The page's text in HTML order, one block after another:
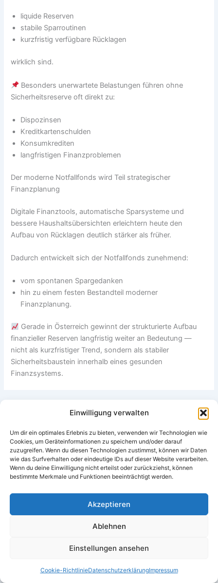
Einwilligung verwalten
Um dir ein optimales Erlebnis zu bieten, verwenden wir Technologien wie
Cookies, um Geräteinformationen zu speichern und/oder darauf
zuzugreifen. Wenn du diesen Technologien zustimmst, können wir Daten
wie das Surfverhalten oder eindeutige IDs auf dieser Website verarbeiten.
Wenn du deine Einwilligung nicht erteilst oder zurückziehst, können
bestimmte Merkmale und Funktionen beeinträchtigt werden.
Akzeptieren
Ablehnen
Einstellungen ansehen
Cookie-RichtlinieDatenschutzerklärungImpressum
liquide Reserven
stabile Sparroutinen
kurzfristig verfügbare Rücklagen
wirklich sind.
Besonders unerwartete Belastungen führen ohne
Sicherheitsreserve oft direkt zu:
Dispozinsen
Kreditkartenschulden
Konsumkrediten
langfristigen Finanzproblemen
Der moderne Notfallfonds wird Teil strategischer
Finanzplanung
Digitale Finanztools, automatische Sparsysteme und
bessere Haushaltsübersichten erleichtern heute den
Aufbau von Rücklagen deutlich stärker als früher.
Dadurch entwickelt sich der Notfallfonds zunehmend:
vom spontanen Spargedanken
hin zu einem festen Bestandteil moderner
Finanzplanung.
Gerade in Österreich gewinnt der strukturierte Aufbau
finanzieller Reserven langfristig weiter an Bedeutung —
nicht als kurzfristiger Trend, sondern als stabiler
Sicherheitsbaustein innerhalb eines gesunden
Finanzsystems.
Kategorien